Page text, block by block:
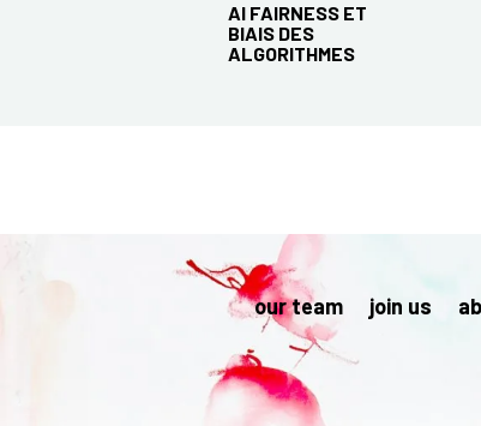
AI FAIRNESS ET
BIAIS DES
ALGORITHMES
our team join us